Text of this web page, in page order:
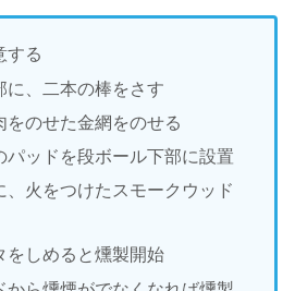
する
に、二本の棒をさす
をのせた金網をのせる
パッドを段ボール下部に設置
、火をつけたスモークウッド
をしめると燻製開始